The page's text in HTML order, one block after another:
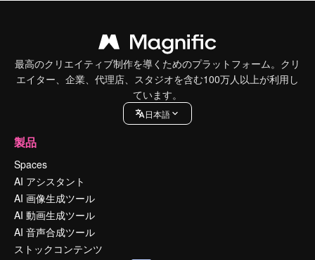
最高のクリエイティブ制作を導くためのプラットフォーム。クリ
エイター、企業、代理店、スタジオを含む100万人以上が利用し
ています。
日本語
製品
Spaces
AI アシスタント
AI 画像生成ツール
AI 動画生成ツール
AI 音声合成ツール
ストックコンテンツ